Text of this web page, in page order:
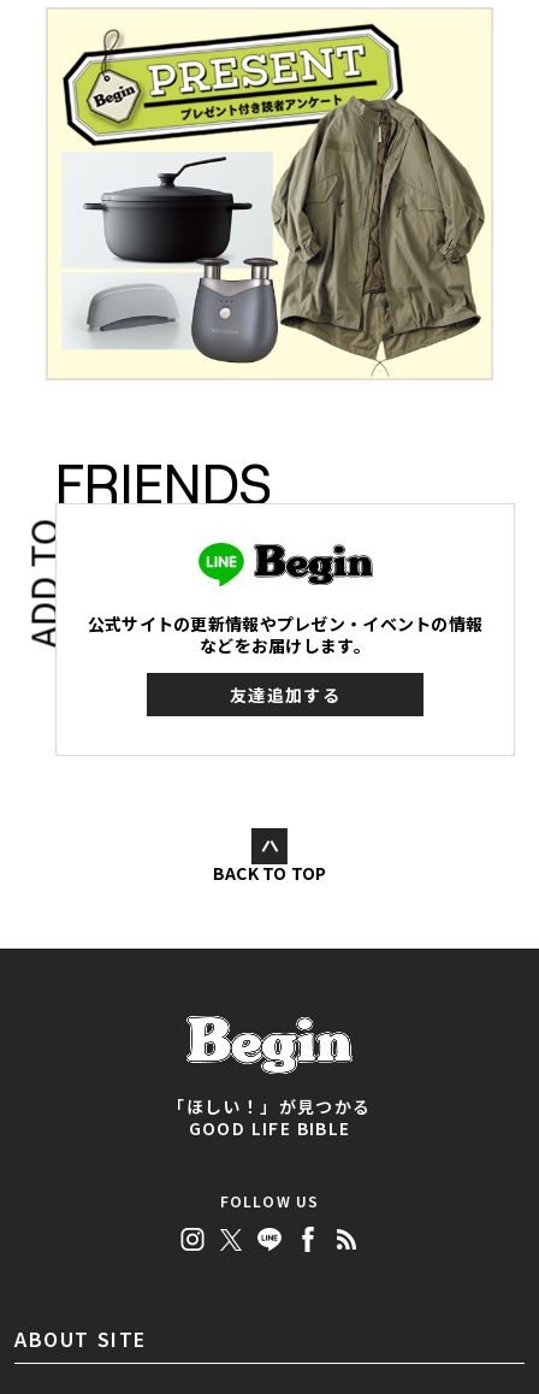
ADD TO
FRIENDS
公式サイトの更新情報やプレゼン・イベントの情報
などをお届けします。
友達追加する
BACK TO TOP
「ほしい！」が見つかる
GOOD LIFE BIBLE
FOLLOW US
ABOUT SITE